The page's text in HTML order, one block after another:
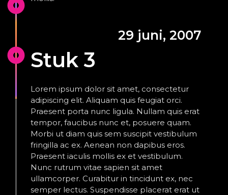
29 juni, 2007
Stuk 3
Lorem ipsum dolor sit amet, consectetur
adipiscing elit. Aliquam quis feugiat orci.
Praesent porta nunc ligula. Nullam quis erat
tempor, faucibus nunc et, posuere quam.
Morbi ut diam quis sem suscipit vestibulum
fringilla ac ex. Aenean non dapibus eros.
Praesent iaculis mollis ex et vestibulum.
Nunc rutrum vitae sapien sit amet
ullamcorper. Curabitur in tincidunt ex, nec
semper lectus. Suspendisse placerat erat ut